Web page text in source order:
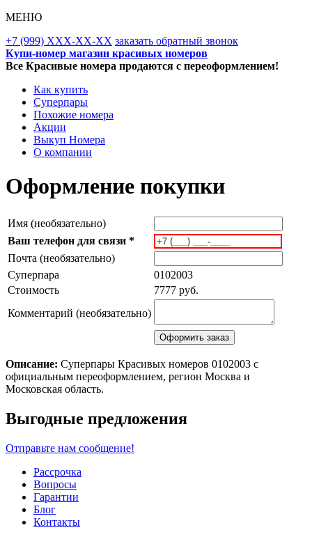
МЕНЮ
+7 (999) XXX-XX-XX заказать обратный звонок
Купи-номер магазин красивых номеров
Все Красивые номера продаются с переоформлением!
Как купить
Суперпары
Похожие номера
Акции
Выкуп Номера
О компании
Оформление покупки
Имя (необязательно)
Ваш телефон для связи *
Почта (необязательно)
Суперпара
0102003
Стоимость
7777 руб.
Комментарий (необязательно)
Описание: Суперпары Красивых номеров 0102003 с
официальным переоформлением, регион Москва и
Московская область.
Scroll
Up
Выгодные предложения
Отправьте нам сообщение!
Рассрочка
Вопросы
Гарантии
Блог
Контакты